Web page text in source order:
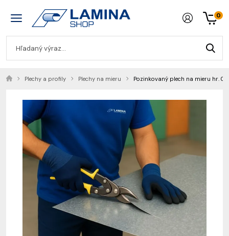
0
Plechy a profily Plechy na mieru Pozinkovaný plech na mieru hr.